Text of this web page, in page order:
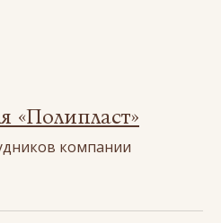
«Полипласт»
компании